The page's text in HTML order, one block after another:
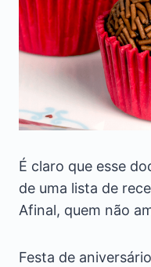
É claro que esse
de uma lista de
Afinal, quem não
Festa de